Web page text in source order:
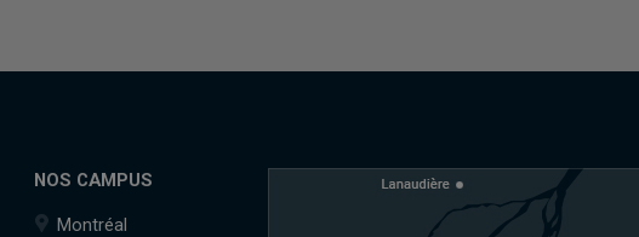
NOS CAMPUS
Montréal